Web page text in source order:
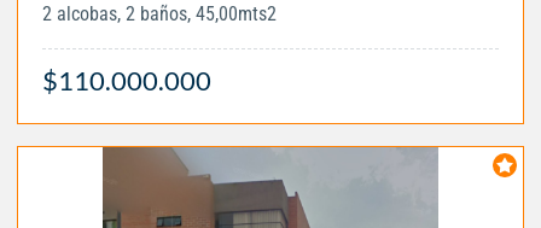
2 alcobas, 2 baños, 45,00mts2
$110.000.000